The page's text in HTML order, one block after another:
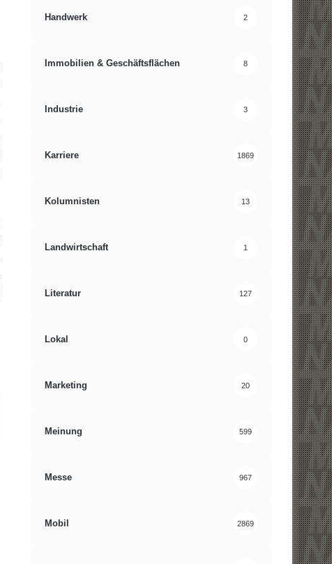
Handwerk 2
Immobilien & Geschäftsflächen 8
Industrie 3
Karriere 1869
Kolumnisten 13
Landwirtschaft 1
Literatur 127
Lokal 0
Marketing 20
Meinung 599
Messe 967
Mobil 2869